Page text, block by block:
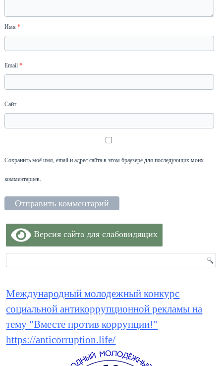
Имя*
Email*
Сайт
Сохранить моё имя, email и адрес сайта в этом браузере для последующих моих
комментариев.
Версия сайта для слабовидящих
Международный молодежный конкурс
социальной антикоррупционной рекламы на
тему "Вместе против коррупции!"
https://anticorruption.life/